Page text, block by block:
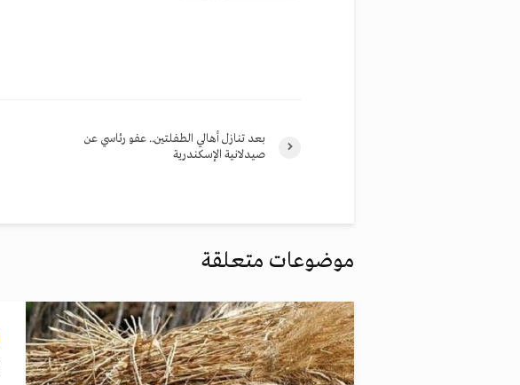
بعد تنازل أهالي الطفلتين.. عفو رئاسي عن
صيدلانية الإسكندرية
موضوعات متعلقة